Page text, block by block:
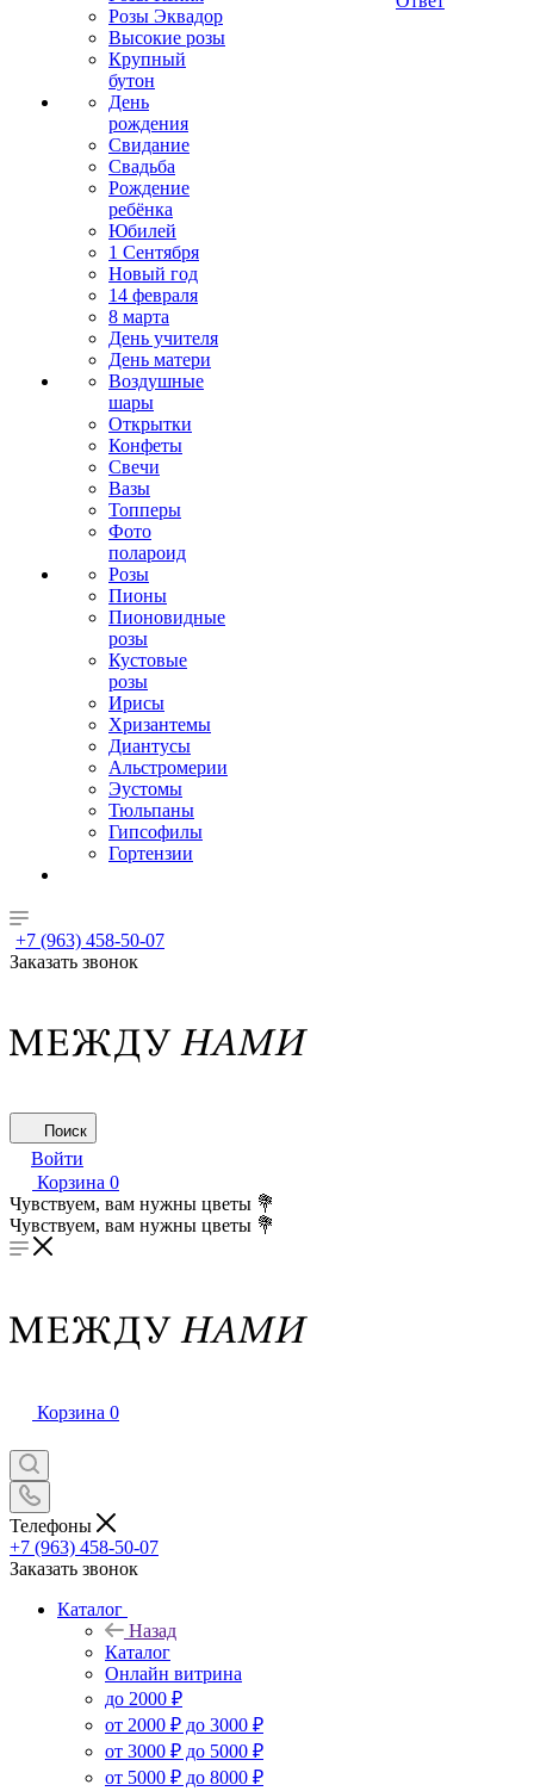
Розы Эквадор
Высокие розы
Крупный
бутон
День
рождения
Свидание
Свадьба
Рождение
ребёнка
Юбилей
1 Сентября
Новый год
14 февраля
8 марта
День учителя
День матери
Воздушные
шары
Открытки
Конфеты
Свечи
Вазы
Топперы
Фото
полароид
Розы
Пионы
Пионовидные
розы
Кустовые
розы
Ирисы
Хризантемы
Диантусы
Альстромерии
Эустомы
Тюльпаны
Гипсофилы
Гортензии
+7 (963) 458-50-07
Заказать звонок
Поиск
Войти
Корзина 0
Чувствуем, вам нужны цветы 💐
Чувствуем, вам нужны цветы 💐
Корзина 0
Телефоны
+7 (963) 458-50-07
Заказать звонок
Каталог
Назад
Каталог
Онлайн витрина
до 2000 ₽
от 2000 ₽ до 3000 ₽
от 3000 ₽ до 5000 ₽
от 5000 ₽ до 8000 ₽